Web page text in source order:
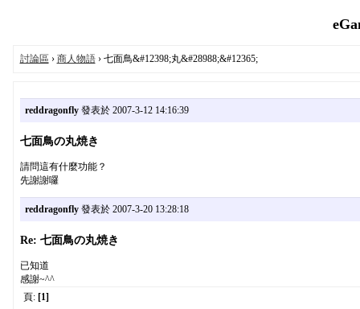
討論區 › 商人物語› 七面鳥&#12398;丸&#28988;&#12365;
reddragonfly發表於 2007-3-12 14:16:39
七面鳥の丸焼き
請問這有什麼功能？
先謝謝囉
reddragonfly發表於 2007-3-20 13:28:18
Re: 七面鳥の丸焼き
已知道
感謝~^^
頁: [1]